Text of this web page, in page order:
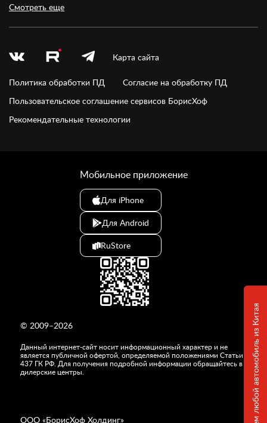
Привезем любой автомобиль из Китая
Смотреть еще
Карта сайта
Политика обработки ПД
Согласие на обработку ПД
Пользовательское соглашение сервисов БорисХоф
Рекомендательные технологии
© 2009–2026
Данный интернет-сайт носит информационный характер и не
является публичной офертой, определяемой положениями Статьи
437 ГК РФ. Для получения подробной информации обращайтесь в
дилерские центры.
ООО «БорисХоф Холдинг»
Мобильное приложение
Для iPhone
Для Android
RuStore